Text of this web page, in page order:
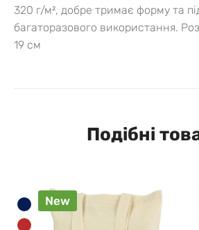
320 г/м², добре тримає форму та
багаторазового використання.
19 см
Подібні
New